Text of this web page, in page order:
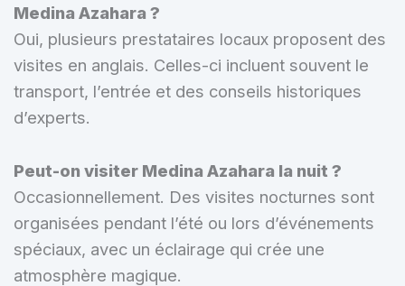
Medina Azahara ?
Oui, plusieurs prestataires locaux proposent des
visites en anglais. Celles-ci incluent souvent le
transport, l’entrée et des conseils historiques
d’experts.
Peut-on visiter Medina Azahara la nuit ?
Occasionnellement. Des visites nocturnes sont
organisées pendant l’été ou lors d’événements
spéciaux, avec un éclairage qui crée une
atmosphère magique.